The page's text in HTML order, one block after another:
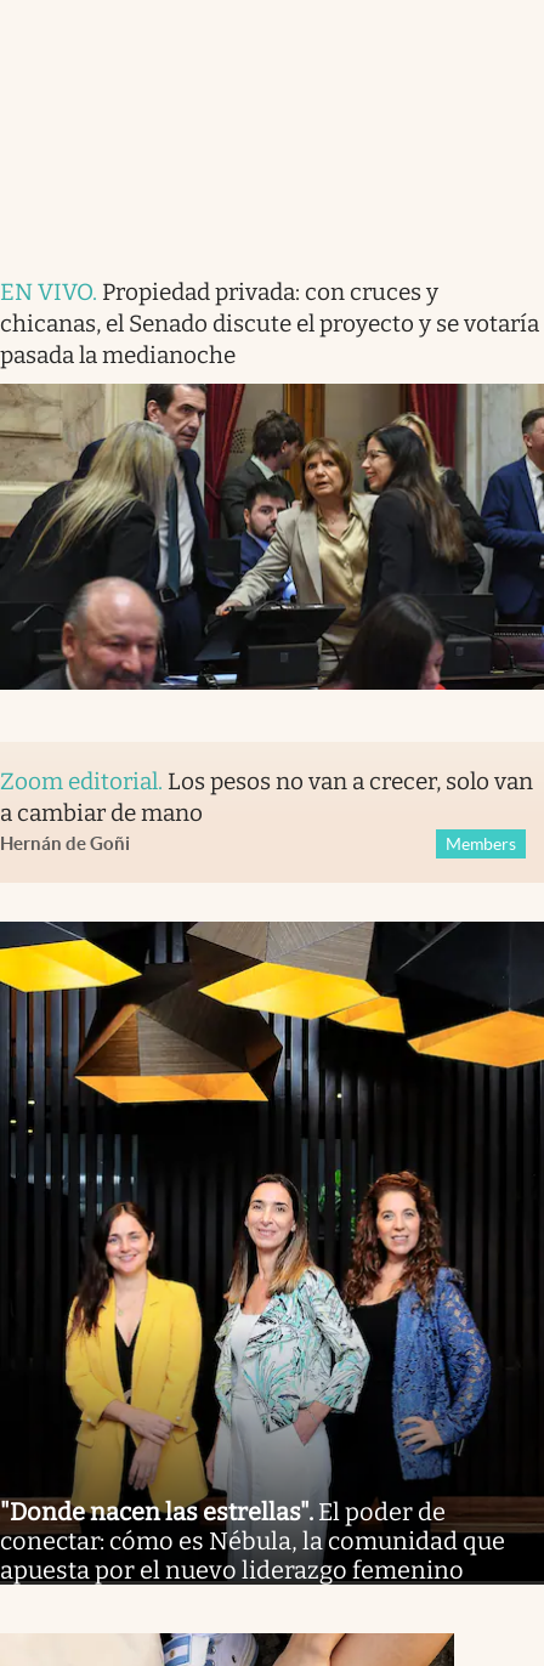
EN VIVO. Propiedad privada: con cruces y
chicanas, el Senado discute el proyecto y se votaría
pasada la medianoche
Zoom editorial. Los pesos no van a crecer, solo van
a cambiar de mano
Hernán de Goñi Members
"Donde nacen las estrellas". El poder de
conectar: cómo es Nébula, la comunidad que
apuesta por el nuevo liderazgo femenino